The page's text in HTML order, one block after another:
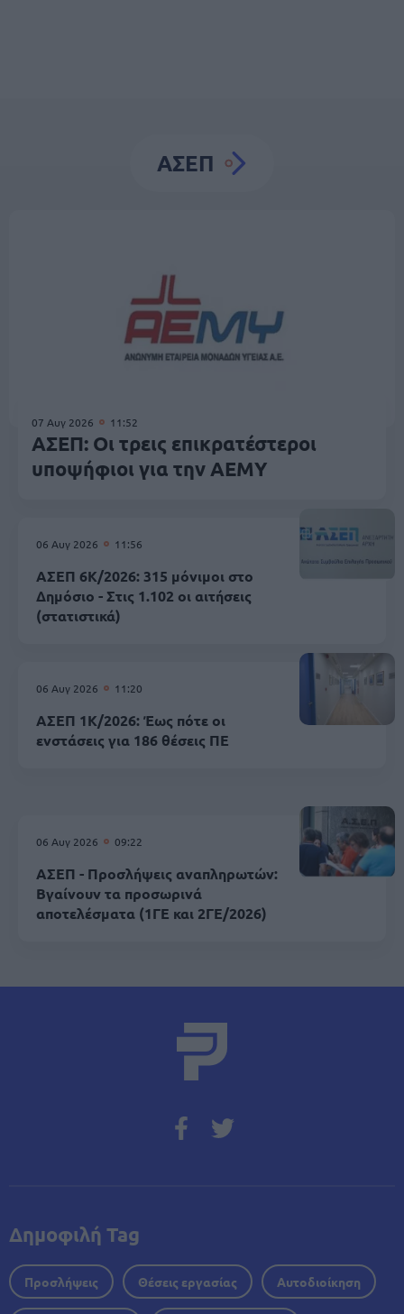
ΑΣΕΠ
07 Αυγ 2026 11:52
ΑΣΕΠ: Οι τρεις επικρατέστεροι
υποψήφιοι για την ΑΕΜΥ
06 Αυγ 2026 11:56
ΑΣΕΠ 6Κ/2026: 315 μόνιμοι στο
Δημόσιο - Στις 1.102 οι αιτήσεις
(στατιστικά)
06 Αυγ 2026 11:20
ΑΣΕΠ 1Κ/2026: Έως πότε οι
ενστάσεις για 186 θέσεις ΠΕ
06 Αυγ 2026 09:22
ΑΣΕΠ - Προσλήψεις αναπληρωτών:
Βγαίνουν τα προσωρινά
αποτελέσματα (1ΓΕ και 2ΓΕ/2026)
Δημοφιλή Tag
Προσλήψεις Θέσεις εργασίας Αυτοδιοίκηση